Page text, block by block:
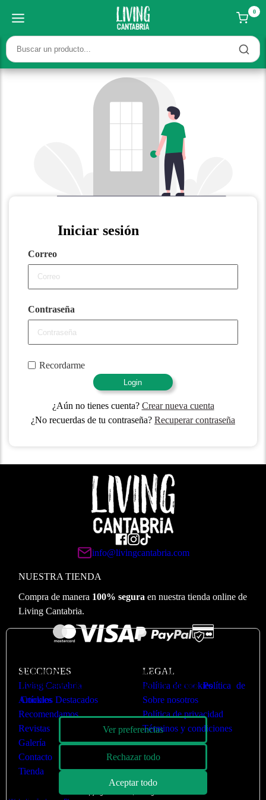
0
Iniciar sesión
Correo
Contraseña
Recordarme
Login
¿Aún no tienes cuenta? Crear nueva cuenta
¿No recuerdas de tu contraseña? Recuperar contraseña
info@livingcantabria.com
NUESTRA TIENDA
Compra de manera 100% segura en nuestra tienda online de
Living Cantabria.
SECCIONES
Living Cantabria
Artículos Destacados
Recomendamos
Revistas
Galería
Contacto
Tienda
LEGAL
Política de cookies
Sobre nosotros
Política de privacidad
Términos y condiciones
Utilizamos cookies para optimizar nuestro sitio web y
nuestro servicio. Puede ver más en nuestraPolítica de
Cookies
Ver preferencias
Rechazar todo
Aceptar todo